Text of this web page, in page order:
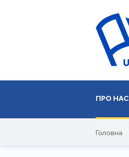
ПРО НАС
Головна